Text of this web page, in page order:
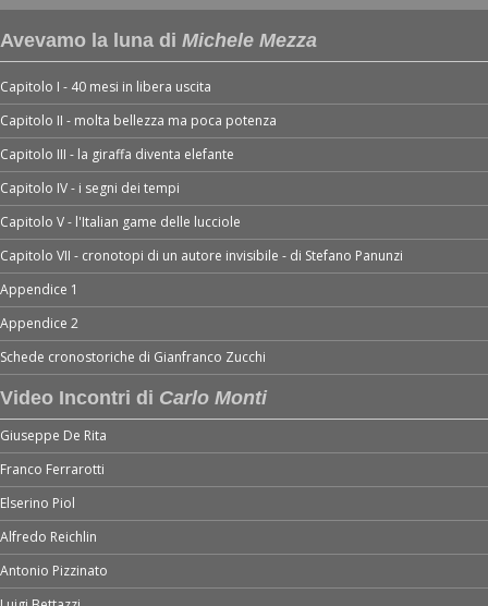
Avevamo la luna di Michele Mezza
Capitolo I - 40 mesi in libera uscita
Capitolo II - molta bellezza ma poca potenza
Capitolo III - la giraffa diventa elefante
Capitolo IV - i segni dei tempi
Capitolo V - l'Italian game delle lucciole
Capitolo VII - cronotopi di un autore invisibile - di Stefano Panunzi
Appendice 1
Appendice 2
Schede cronostoriche di Gianfranco Zucchi
Video Incontri di Carlo Monti
Giuseppe De Rita
Franco Ferrarotti
Elserino Piol
Alfredo Reichlin
Antonio Pizzinato